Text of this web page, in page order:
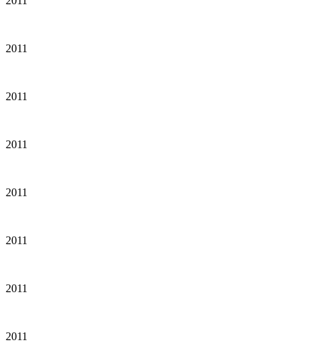
2011
2011
2011
2011
2011
2011
2011